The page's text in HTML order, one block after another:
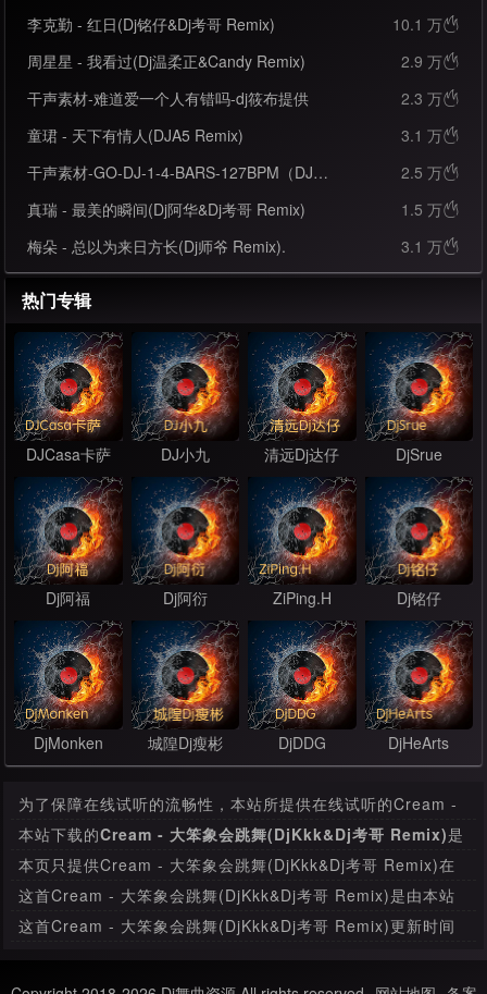
李克勤 - 红日(Dj铭仔&Dj考哥 Remix) 10.1 万
周星星 - 我看过(Dj温柔正&Candy Remix) 2.9 万
干声素材-难道爱一个人有错吗-dj筱布提供 2.3 万
童珺 - 天下有情人(DJA5 Remix) 3.1 万
干声素材-GO-DJ-1-4-BARS-127BPM（DJ彦航提供） 2.5 万
真瑞 - 最美的瞬间(Dj阿华&Dj考哥 Remix) 1.5 万
梅朵 - 总以为来日方长(Dj师爷 Remix). 3.1 万
热门专辑
DJCasa卡萨 DJ小九 清远Dj达仔 DjSrue
Dj阿福 Dj阿衍 ZiPing.H Dj铭仔
DjMonken 城隍Dj瘦彬 DjDDG DjHeArts
为了保障在线试听的流畅性，本站所提供在线试听的Cream -
大笨象会跳舞(DjKkk&Dj考哥 Remix)是经过压缩处理，其音质
和本站提供下载的mp3文件有很大的差别。
本站下载的Cream - 大笨象会跳舞(DjKkk&Dj考哥 Remix)是
原始音源的MP3文件，绝无压缩，本首下载比特率为320
Kbps，音质方面绝对保证清脆高清晰。
本页只提供Cream - 大笨象会跳舞(DjKkk&Dj考哥 Remix)在
线试听，如果要下载此MP3舞曲，请 进入下载页面 下载。
这首Cream - 大笨象会跳舞(DjKkk&Dj考哥 Remix)是由本站
会员上传，如果这首舞曲存在任何版权问题，请与我们联系，
这首Cream - 大笨象会跳舞(DjKkk&Dj考哥 Remix)更新时间